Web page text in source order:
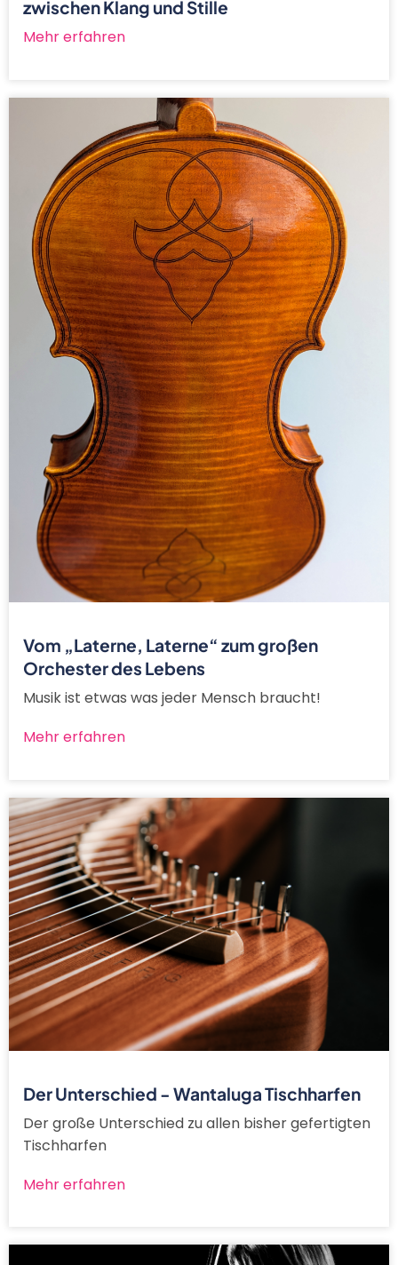
zwischen Klang und Stille
Mehr erfahren
Vom „Laterne, Laterne“ zum großen
Orchester des Lebens
Musik ist etwas was jeder Mensch braucht!
Mehr erfahren
Der Unterschied - Wantaluga Tischharfen
Der große Unterschied zu allen bisher gefertigten
Tischharfen
Mehr erfahren